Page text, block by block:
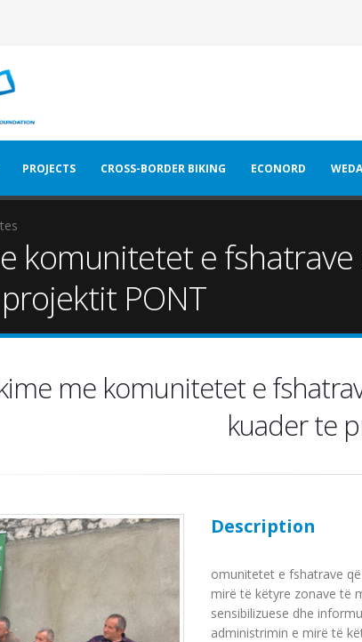
PROJECTS CROSS-BORDER BIKING ECONORD WEDA
komunitetet e
PONT
me komunitetet e
kuader te
Description
omunitetet e fshatrave
mirë të këtyre zonave të
sensibilizuese dhe
administrimin e mirë të